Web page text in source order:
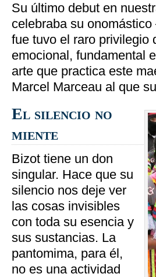
Su último debut en
celebraba su
fue tuvo el raro privilegio
emocional, fundamental
arte que practica este
Marcel Marceau al que
El silencio no
miente
Bizot tiene un don
singular. Hace que su
silencio nos deje ver
las cosas invisibles
con toda su esencia y
sus sustancias. La
pantomima, para él,
no es una actividad